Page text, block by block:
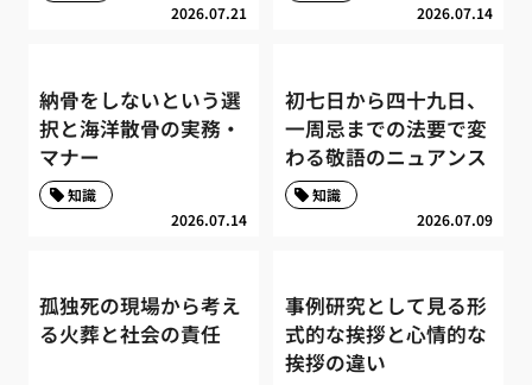
2026.07.21 2026.07.14
納骨をしないという選
択と海洋散骨の実務・
マナー
2026.07.14
知識
初七日から四十九日、
一周忌までの法要で変
わる敬語のニュアンス
2026.07.09
知識
孤独死の現場から考え
る火葬と社会の責任
事例研究として見る形
式的な挨拶と心情的な
挨拶の違い